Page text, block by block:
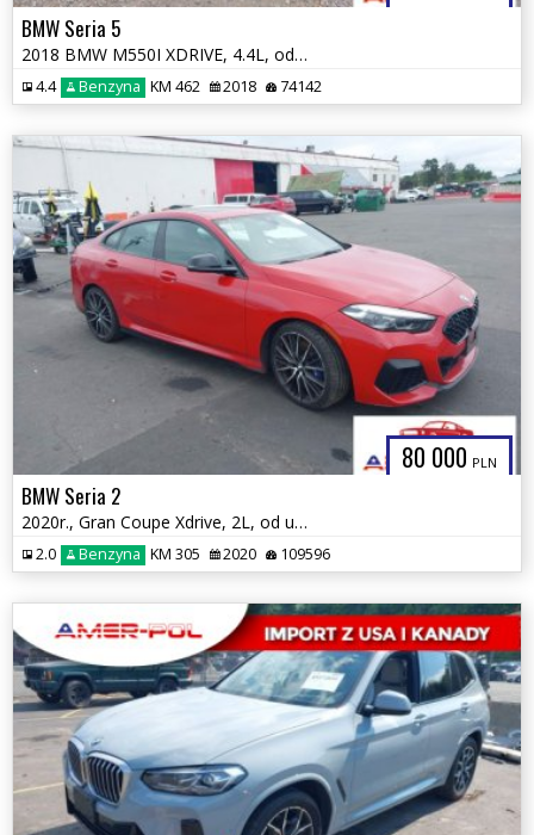
BMW Seria 5
2018 BMW M550I XDRIVE, 4.4L, od ubezpieczalni
4.4 Benzyna KM 462 2018 74142
80 000 PLN
BMW Seria 2
2020r., Gran Coupe Xdrive, 2L, od ubezpieczalni
2.0 Benzyna KM 305 2020 109596